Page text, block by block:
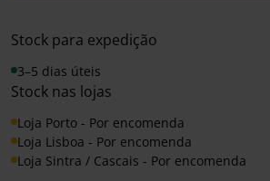
Stock para expedição
3–5 dias úteis
Stock nas lojas
Loja Porto - Por encomenda
Loja Lisboa - Por encomenda
Loja Sintra / Cascais - Por encomenda